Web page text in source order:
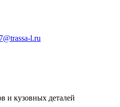
l.ru
и кузовных деталей